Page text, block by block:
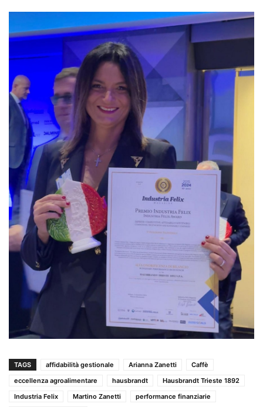
TAGS affidabilità gestionale Arianna Zanetti
Caffè
eccellenza agroalimentare
hausbrandt
Hausbrandt Trieste 1892
Industria Felix
Martino Zanetti
performance finanziarie